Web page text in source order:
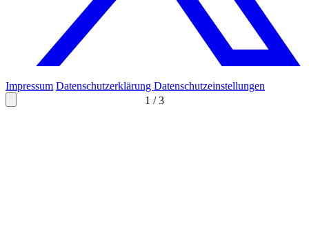
1 /3
Impressum Datenschutzerklärung Datenschutzeinstellungen